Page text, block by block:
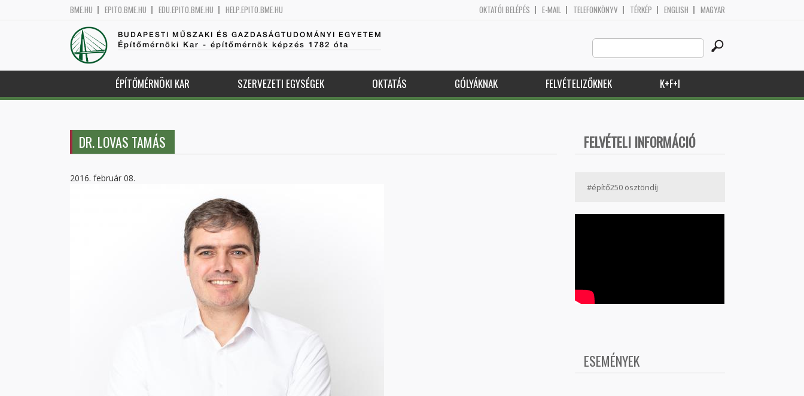
BME.HU EPITO.BME.HU EDU.EPITO.BME.HU HELP.EPITO.BME.HU OKTATÓI BELÉPÉS E-MAIL TELEFONKÖNYV TÉRKÉP ENGLISH MAGYAR
BUDAPESTI MŰSZAKI ÉS GAZDASÁGTUDOMÁNYI EGYETEM
Építőmérnöki Kar - építőmérnök képzés 1782 óta
Search
this
site
ÉPÍTŐMÉRNÖKI KAR SZERVEZETI EGYSÉGEK OKTATÁS GÓLYÁKNAK FELVÉTELIZŐKNEK K+F+I
DR. LOVAS TAMÁS
2016. február 08.
FELVÉTELI INFORMÁCIÓ
#építő250 ösztöndíj
ESEMÉNYEK